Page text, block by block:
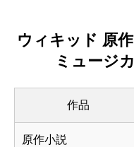
ウィキッド 原
ミュージ
作品
原作小説